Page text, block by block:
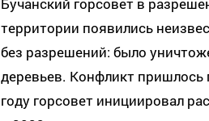
территории появились
без разрешений: было
деревьев. Конфликт
году горсовет инициировал